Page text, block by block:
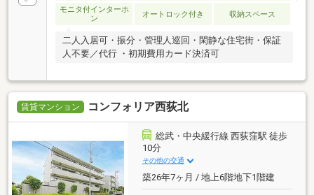
モニタ付インターホ
ン
オートロック付き 収納スペース
二人入居可・振分・管理人巡回・閑静な住宅街・保証
人不要／代行 ・初期費用カード決済可
賃貸マンション コンフォリア西荻北
総武・中央緩行線 西荻窪駅 徒歩
10分
その他の交通
築26年7ヶ月 / 地上6階地下1階建